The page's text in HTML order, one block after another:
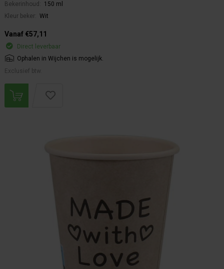
Bekerinhoud:
150 ml
Kleur beker:
Wit
Vanaf €57,11
Direct leverbaar
Ophalen in Wijchen is mogelijk.
Exclusief btw.